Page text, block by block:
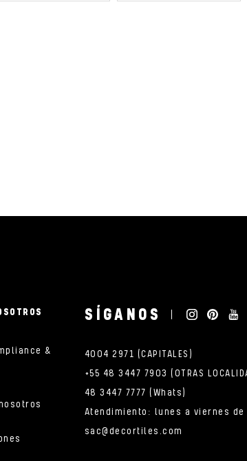
&
SÍGANOS
4004 2971 (CAPITALES)
+55 48 3447 7903 (OTRAS
48 3447 7777 (Whats)
Atendimiento: lunes a viernes
sac@decortiles.com